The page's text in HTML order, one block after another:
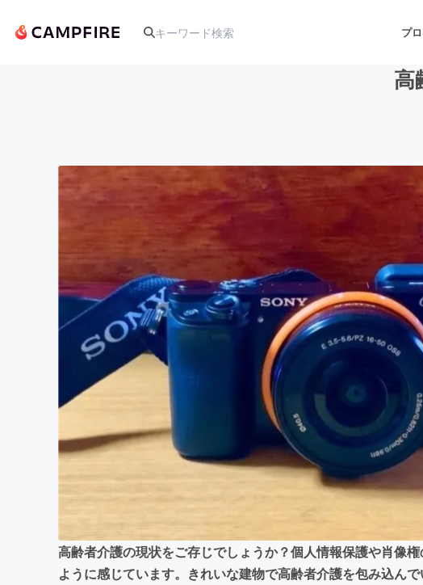
プ
アート・写真
テクノロジー・ガジェット
映像・映画 書籍・
ビジネス・起業 チャレ
まちづくり・地域活性化
高
高齢者介護の現状をご存じでしょうか？個人情報保護や肖像
ように感じています。きれいな建物で高齢者介護を包み込ん